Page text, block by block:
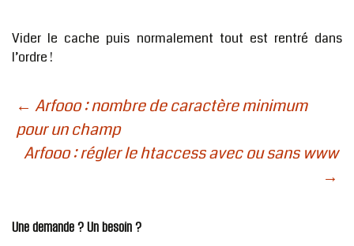
Vider le cache puis normalement tout est rentré dans
l’ordre !
NAVIGATION
DES
ARTICLES
← Arfooo : nombre de caractère minimum
pour un champ
Arfooo : régler le htaccess avec ou sans www
→
Une demande ? Un besoin ?